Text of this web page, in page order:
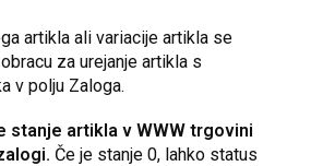
artikla ali variacije artikla se
za urejanje artikla s
v polju Zaloga.
stanje artikla v WWW trgovini
Če je stanje 0, lahko status